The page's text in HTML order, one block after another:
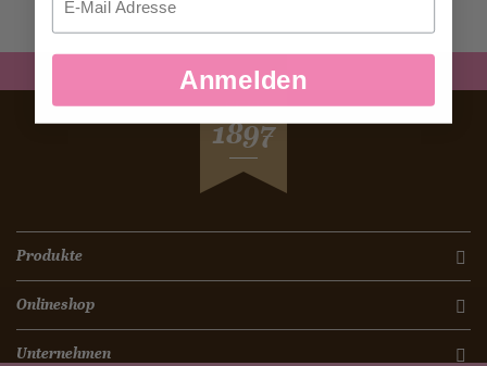
SEIT
1897
Produkte
Onlineshop
Unternehmen
Anmelden